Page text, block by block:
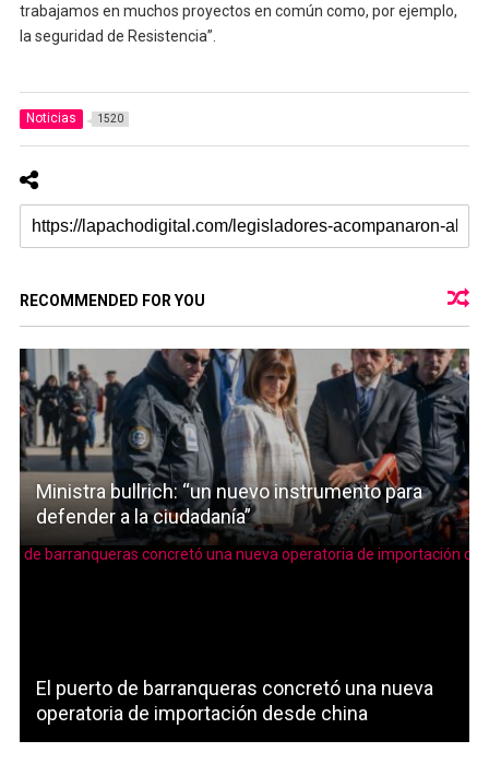
trabajamos en muchos proyectos en común como, por ejemplo,
la seguridad de Resistencia”.
Noticias 1520
RECOMMENDED FOR YOU
Ministra bullrich: “un nuevo instrumento para
defender a la ciudadanía”
El puerto de barranqueras concretó una nueva
operatoria de importación desde china